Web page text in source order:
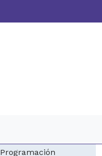
Programación